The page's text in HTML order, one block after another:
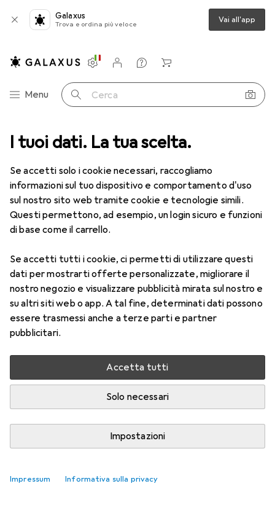
I tuoi dati. La tua scelta.
Se accetti solo i cookie necessari, raccogliamo
informazioni sul tuo dispositivo e comportamento d'uso
sul nostro sito web tramite cookie e tecnologie simili.
Questi permettono, ad esempio, un login sicuro e funzioni
di base come il carrello.
Se accetti tutti i cookie, ci permetti di utilizzare questi
dati per mostrarti offerte personalizzate, migliorare il
nostro negozio e visualizzare pubblicità mirata sul nostro e
su altri siti web o app. A tal fine, determinati dati possono
essere trasmessi anche a terze parti e partner
pubblicitari.
Accetta tutti
Solo necessari
Impostazioni
Impressum Informativa sulla privacy
Galaxus
Trova e ordina più veloce Vai all'app
Categoria Navigazione
Menu Cerca
Impostazioni
Conto cliente
Liste di confronto
Liste dei desideri
Carrello
Tutte le categorie Giocattoli Edilizia + Design
Playmobil
Prodotti Forum